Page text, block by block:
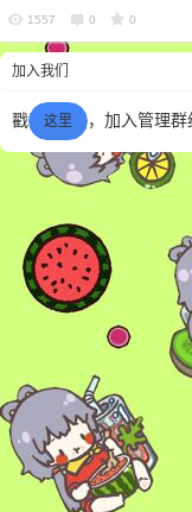
眼的宣传内容。但是虚拟歌
而来，它是什么样的概念
面，让我...
1557 0 0
加入我们
戳 这里 ，加入管理群
您没有权限
忘记密码？ 找回